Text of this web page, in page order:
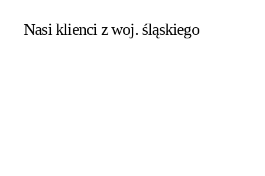
Nasi klienci z woj. śląskiego